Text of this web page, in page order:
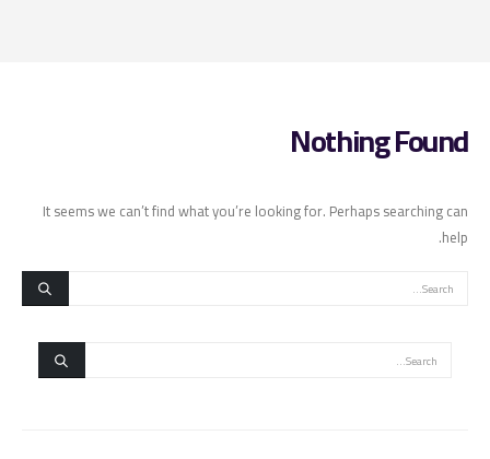
Nothing Found
It seems we can’t find what you’re looking for. Perhaps searching can
help.